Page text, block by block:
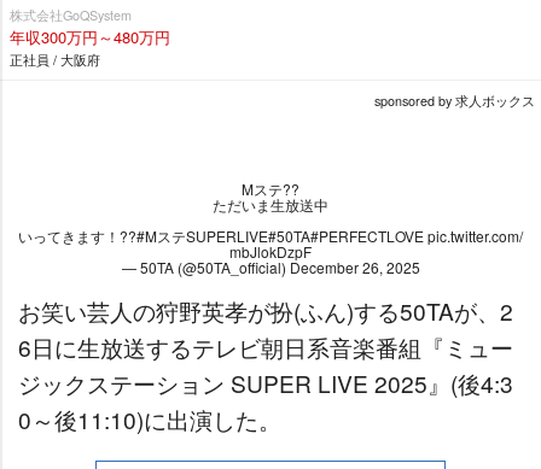
株式会社GoQSystem
年収300万円～480万円
正社員 / 大阪府
sponsored by 求人ボックス
Mステ??
ただいま生放送中
いってきます！??#MステSUPERLIVE#50TA#PERFECTLOVEpic.twitter.com/
mbJlokDzpF
— 50TA (@50TA_official) December 26, 2025
お笑い芸人の狩野英孝が扮(ふん)する50TAが、2
6日に生放送するテレビ朝日系音楽番組『ミュー
ジックステーション SUPER LIVE 2025』(後4:3
0～後11:10)に出演した。